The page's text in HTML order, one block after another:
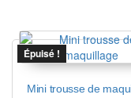
Épuisé !
Mini trousse de